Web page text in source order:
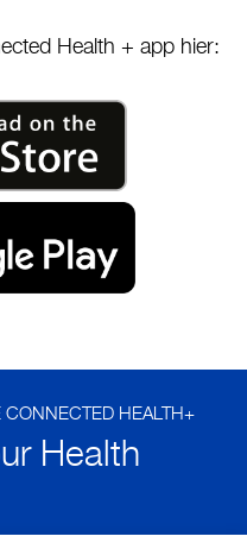
Health + app hier:
CONNECTED HEALTH+
Health